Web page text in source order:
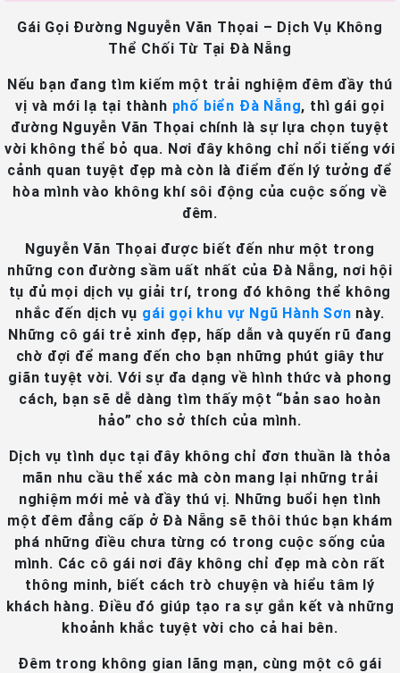
Gái Gọi Đường Nguyễn Văn Thọai – Dịch Vụ Không
Thể Chối Từ Tại Đà Nẵng
Nếu bạn đang tìm kiếm một trải nghiệm đêm đầy thú
vị và mới lạ tại thành phố biển Đà Nẵng, thì gái gọi
đường Nguyễn Văn Thọai chính là sự lựa chọn tuyệt
vời không thể bỏ qua. Nơi đây không chỉ nổi tiếng với
cảnh quan tuyệt đẹp mà còn là điểm đến lý tưởng để
hòa mình vào không khí sôi động của cuộc sống về
đêm.
Nguyễn Văn Thọai được biết đến như một trong
những con đường sầm uất nhất của Đà Nẵng, nơi hội
tụ đủ mọi dịch vụ giải trí, trong đó không thể không
nhắc đến dịch vụ gái gọi khu vự Ngũ Hành Sơn này.
Những cô gái trẻ xinh đẹp, hấp dẫn và quyến rũ đang
chờ đợi để mang đến cho bạn những phút giây thư
giãn tuyệt vời. Với sự đa dạng về hình thức và phong
cách, bạn sẽ dễ dàng tìm thấy một “bản sao hoàn
hảo” cho sở thích của mình.
Dịch vụ tình dục tại đây không chỉ đơn thuần là thỏa
mãn nhu cầu thể xác mà còn mang lại những trải
nghiệm mới mẻ và đầy thú vị. Những buổi hẹn tình
một đêm đẳng cấp ở Đà Nẵng sẽ thôi thúc bạn khám
phá những điều chưa từng có trong cuộc sống của
mình. Các cô gái nơi đây không chỉ đẹp mà còn rất
thông minh, biết cách trò chuyện và hiểu tâm lý
khách hàng. Điều đó giúp tạo ra sự gắn kết và những
khoảnh khắc tuyệt vời cho cả hai bên.
Đêm trong không gian lãng mạn, cùng một cô gái